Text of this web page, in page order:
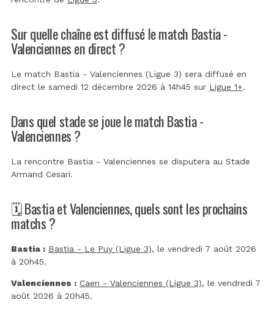
Sur quelle chaîne est diffusé le match Bastia -
Valenciennes en direct ?
Le match Bastia - Valenciennes (Ligue 3) sera diffusé en
direct le samedi 12 décembre 2026 à 14h45 sur Ligue 1+.
Dans quel stade se joue le match Bastia -
Valenciennes ?
La rencontre Bastia - Valenciennes se disputera au Stade
Armand Cesari.
🗓️ Bastia et Valenciennes, quels sont les prochains
matchs ?
Bastia : Bastia - Le Puy (Ligue 3), le vendredi 7 août 2026
à 20h45.
Valenciennes : Caen - Valenciennes (Ligue 3), le vendredi 7
août 2026 à 20h45.